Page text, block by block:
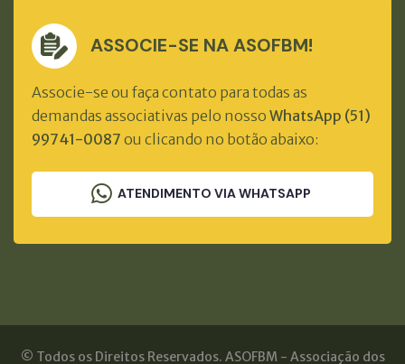
ASSOCIE-SE NA ASOFBM!
Associe-se ou faça contato para todas as
demandas associativas pelo nosso WhatsApp (51)
99741-0087 ou clicando no botão abaixo:
ATENDIMENTO VIA WHATSAPP
© Todos os Direitos Reservados. ASOFBM - Associação dos